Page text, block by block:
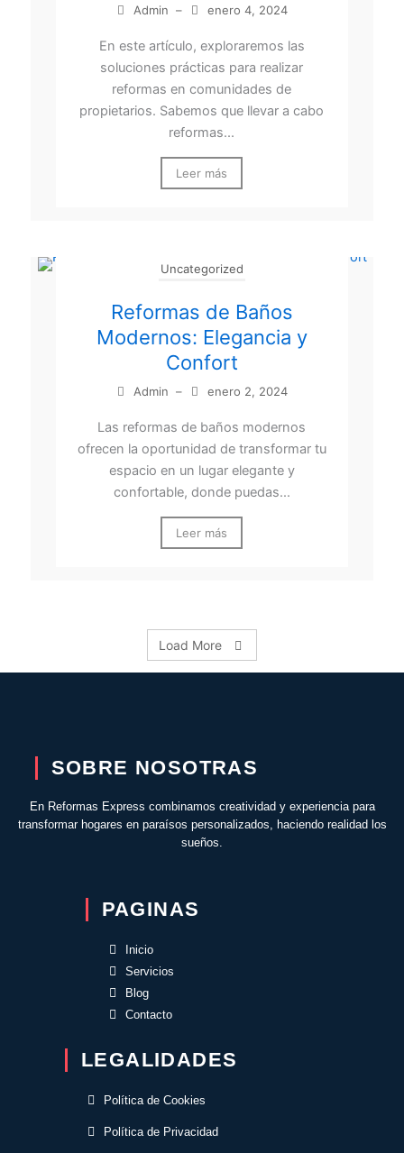
Admin – enero 4, 2024
En este artículo, exploraremos las
soluciones prácticas para realizar
reformas en comunidades de
propietarios. Sabemos que llevar a cabo
reformas...
Leer más
Uncategorized
Reformas de Baños
Modernos: Elegancia y
Confort
Admin – enero 2, 2024
Las reformas de baños modernos
ofrecen la oportunidad de transformar tu
espacio en un lugar elegante y
confortable, donde puedas...
Leer más
Load More
SOBRE NOSOTRAS
En Reformas Express combinamos creatividad y experiencia para
transformar hogares en paraísos personalizados, haciendo realidad los
sueños.
PAGINAS
Inicio
Servicios
Blog
Contacto
LEGALIDADES
Política de Cookies
Política de Privacidad